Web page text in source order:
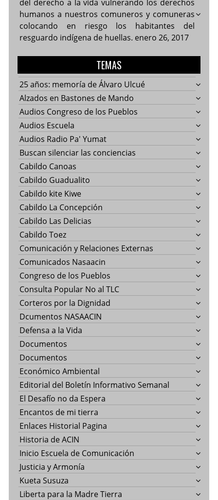
del derecho a la vida vulnerando los derechos
humanos a nuestros comuneros y comuneras
colocando en riesgo los habitantes del
resguardo indígena de huellas. enero 26, 2017
TEMAS
25 años: memoría de Álvaro Ulcué
Alzados en Bastones de Mando
Audios Congreso de los Pueblos
Audios Escuela
Audios Radio Pa' Yumat
Buscan silenciar las conciencias
Cabildo Canoas
Cabildo Guadualito
Cabildo kite Kiwe
Cabildo La Concepción
Cabildo Las Delicias
Cabildo Toez
Comunicación y Relaciones Externas
Comunicados Nasaacin
Congreso de los Pueblos
Consulta Popular No al TLC
Corteros por la Dignidad
Dcumentos NASAACIN
Defensa a la Vida
Documentos
Documentos
Económico Ambiental
Editorial del Boletín Informativo Semanal
El Desafío no da Espera
Encantos de mi tierra
Enlaces Historial Pagina
Historia de ACIN
Inicio Escuela de Comunicación
Justicia y Armonía
Kueta Susuza
Liberta para la Madre Tierra